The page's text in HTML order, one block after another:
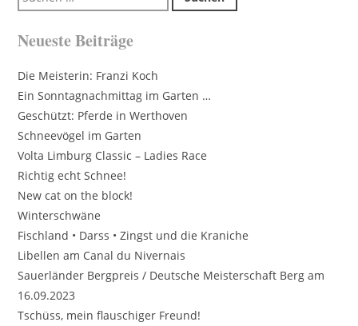
Neueste Beiträge
Die Meisterin: Franzi Koch
Ein Sonntagnachmittag im Garten …
Geschützt: Pferde in Werthoven
Schneevögel im Garten
Volta Limburg Classic – Ladies Race
Richtig echt Schnee!
New cat on the block!
Winterschwäne
Fischland • Darss • Zingst und die Kraniche
Libellen am Canal du Nivernais
Sauerländer Bergpreis / Deutsche Meisterschaft Berg am
16.09.2023
Tschüss, mein flauschiger Freund!